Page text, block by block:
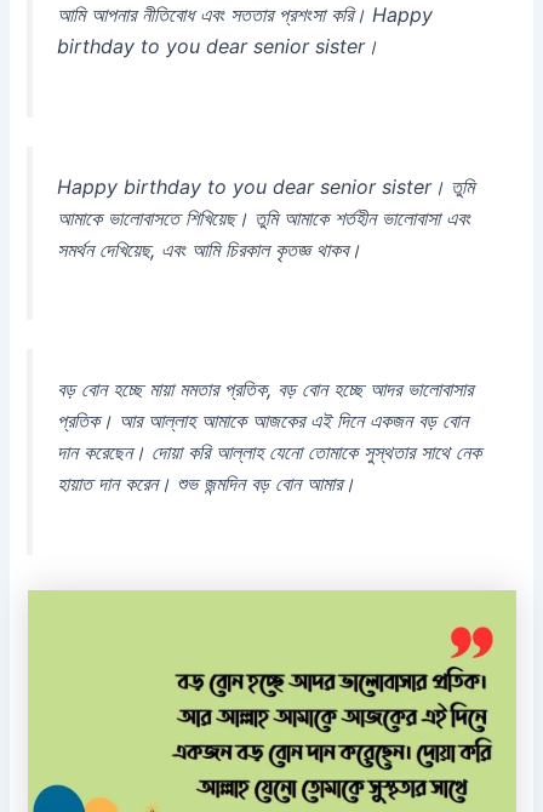
আমি আপনার নীতিবোধ এবং সততার প্রশংসা করি। Happy
birthday to you dear senior sister।
Happy birthday to you dear senior sister। তুমি
আমাকে ভালোবাসতে শিখিয়েছ। তুমি আমাকে শর্তহীন ভালোবাসা এবং
সমর্থন দেখিয়েছ, এবং আমি চিরকাল কৃতজ্ঞ থাকব।
বড় বোন হচ্ছে মায়া মমতার প্রতিক, বড় বোন হচ্ছে আদর ভালোবাসার
প্রতিক। আর আল্লাহ আমাকে আজকের এই দিনে একজন বড় বোন
দান করেছেন। দোয়া করি আল্লাহ যেনো তোমাকে সুস্থতার সাথে নেক
হায়াত দান করেন। শুভ জন্মদিন বড় বোন আমার।